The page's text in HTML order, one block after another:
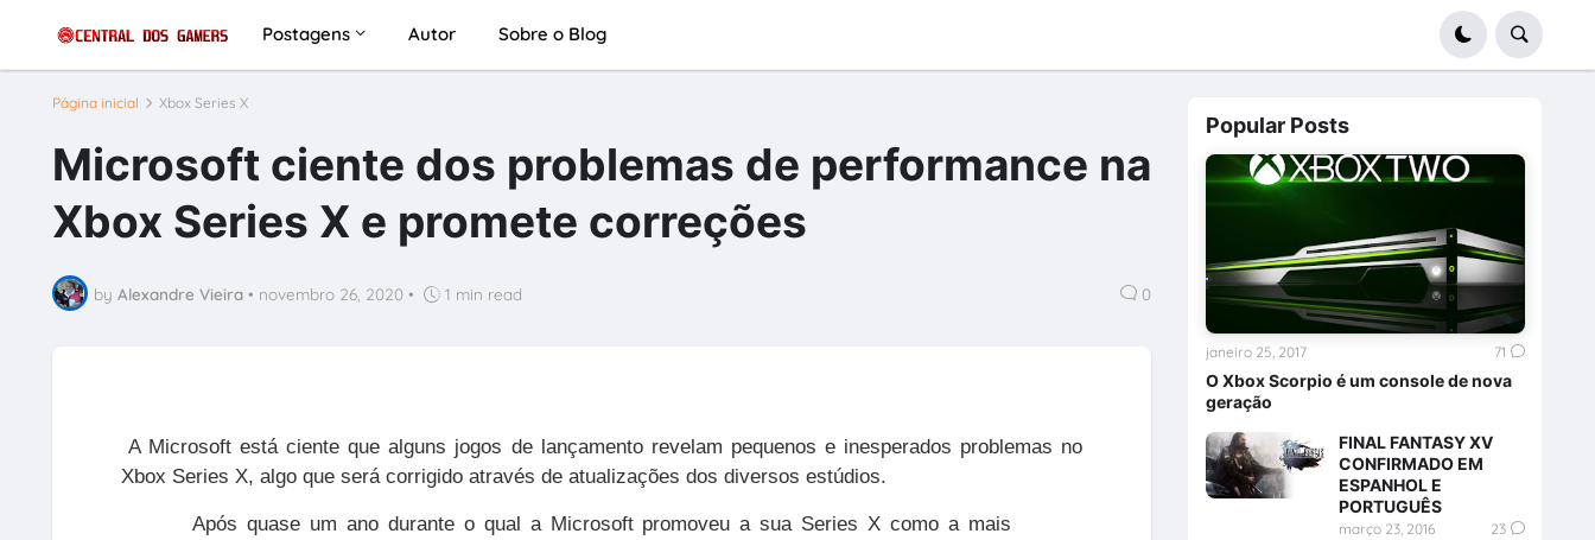
Postagens Autor Sobre o Blog
Página inicial Xbox Series X
Microsoft ciente dos problemas de performance na
Xbox Series X e promete correções
by Alexandre Vieira • novembro 26, 2020 • 1 min read 0
A Microsoft está ciente que alguns jogos de lançamento revelam pequenos e inesperados problemas no
Xbox Series X, algo que será corrigido através de atualizações dos diversos estúdios.
Após quase um ano durante o qual a Microsoft promoveu a sua Series X como a mais
Popular Posts
O Xbox Scorpio é um console de nova
geração
janeiro 25, 2017 71
FINAL FANTASY XV
CONFIRMADO EM
ESPANHOL E
PORTUGUÊS
março 23, 2016 23